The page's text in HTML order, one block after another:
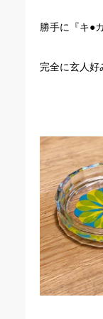
勝手に『キ●
完全に玄人好